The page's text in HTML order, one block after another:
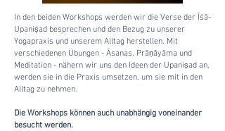
In den beiden Workshops werden wir die Verse der Īśā-
Upaniṣad besprechen und den Bezug zu unserer
Yogapraxis und unserem Alltag herstellen. Mit
verschiedenen Übungen - Āsanas, Prāṇāyāma und
Meditation - nähern wir uns den Ideen der Upaniṣad an,
werden sie in die Praxis umsetzen, um sie mit in den
Alltag zu nehmen.
Die Workshops können auch unabhängig voneinander
besucht werden.